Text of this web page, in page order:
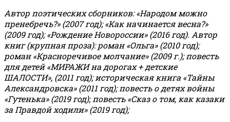
Автор поэтических сборников: «Народом можно
пренебречь?» (2007 год); «Как начинается весна?»
(2009 год); «Рождение Новороссии» (2016 год). Автор
книг (крупная проза): роман «Ольга» (2010 год);
роман «Красноречивое молчание» (2009 г.); повесть
для детей «МИРАЖИ на дорогах + детские
ШАЛОСТИ», (2011 год); историческая книга «Тайны
Александровска» (2011 год); повесть о детях войны
«Гутенька» (2019 год); повесть «Сказ о том, как казаки
за Правдой ходили» (2019 год);